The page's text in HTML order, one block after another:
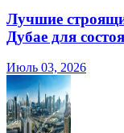
Лучшие
Дубае для
Июль 03, 2026